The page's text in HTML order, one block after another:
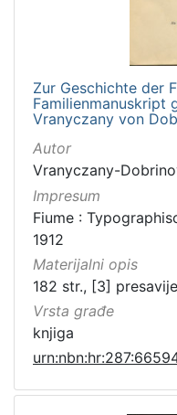
Zur Geschichte der
Familienmanuskript
Vranyczany von
Autor
Vranyczany-
Impresum
Fiume :
1912
Materijalni opis
182 str., [3]
Vrsta građe
knjiga